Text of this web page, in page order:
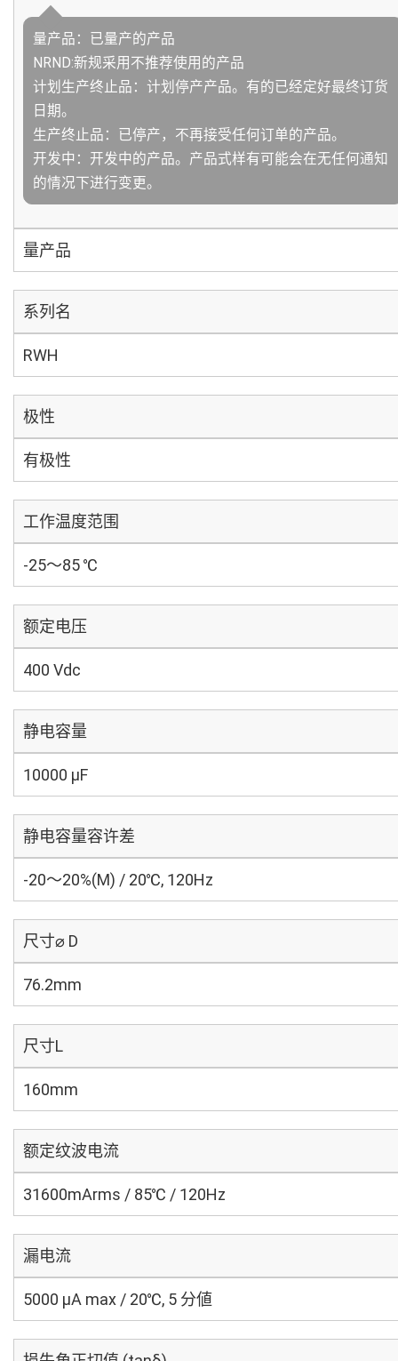
量产品：已量产的产品
NRND:新规采用不推荐使用的产品
计划生产终止品：计划停产产品。有的已经定好最终订货
日期。
生产终止品：已停产，不再接受任何订单的产品。
开发中：开发中的产品。产品式样有可能会在无任何通知
的情况下进行变更。
量产品
系列名
RWH
极性
有极性
工作温度范围
-25～85 ℃
额定电压
400 Vdc
静电容量
10000 µF
静电容量容许差
-20～20%(M) / 20℃, 120Hz
尺寸⌀ D
76.2mm
尺寸L
160mm
额定纹波电流
31600mArms / 85℃ / 120Hz
漏电流
5000 μA max / 20℃, 5 分値